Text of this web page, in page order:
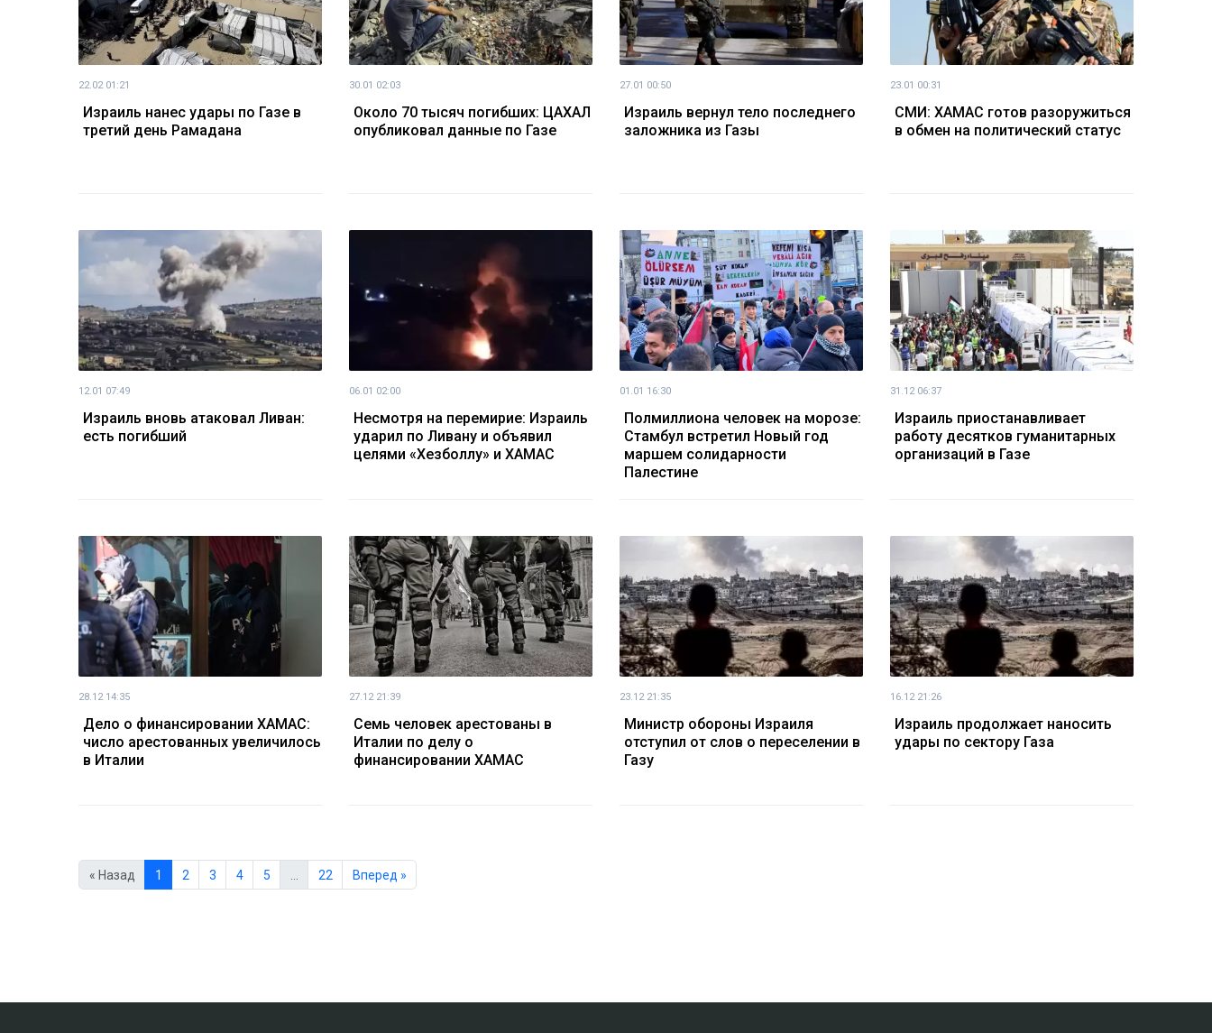
22.02 01:21
Израиль нанес удары по Газе в
третий день Рамадана
30.01 02:03
Около 70 тысяч погибших: ЦАХАЛ
опубликовал данные по Газе
27.01 00:50
Израиль вернул тело последнего
заложника из Газы
23.01 00:31
СМИ: ХАМАС готов разоружиться
в обмен на политический статус
12.01 07:49
Израиль вновь атаковал Ливан:
есть погибший
06.01 02:00
Несмотря на перемирие: Израиль
ударил по Ливану и объявил
целями «Хезболлу» и ХАМАС
01.01 16:30
Полмиллиона человек на морозе:
Стамбул встретил Новый год
маршем солидарности
Палестине
31.12 06:37
Израиль приостанавливает
работу десятков гуманитарных
организаций в Газе
28.12 14:35
Дело о финансировании ХАМАС:
число арестованных увеличилось
в Италии
27.12 21:39
Семь человек арестованы в
Италии по делу о
финансировании ХАМАС
23.12 21:35
Министр обороны Израиля
отступил от слов о переселении в
Газу
16.12 21:26
Израиль продолжает наносить
удары по сектору Газа
« Назад 1 2 3 4 5 22 Вперед »